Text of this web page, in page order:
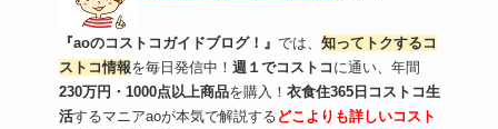
『aoのコストコガイドブログ！』 では、 知ってトクするコ
ストコ情報を毎日発信中！ 週１でコストコ に通い、年間
230万円・ 1000点以上商品を購入！ 衣食住365日コストコ生
活するマニアaoが本気で解説する どこよりも詳しいコスト